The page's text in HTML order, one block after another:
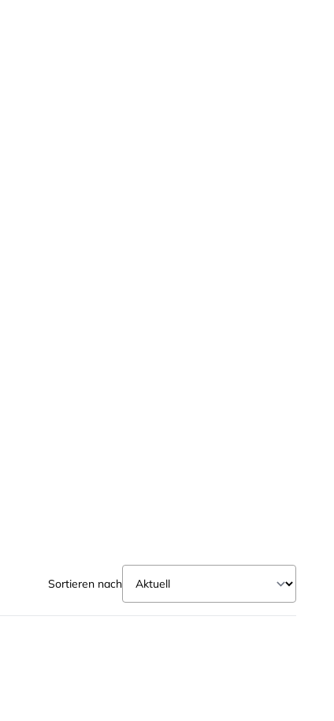
Sortieren nach